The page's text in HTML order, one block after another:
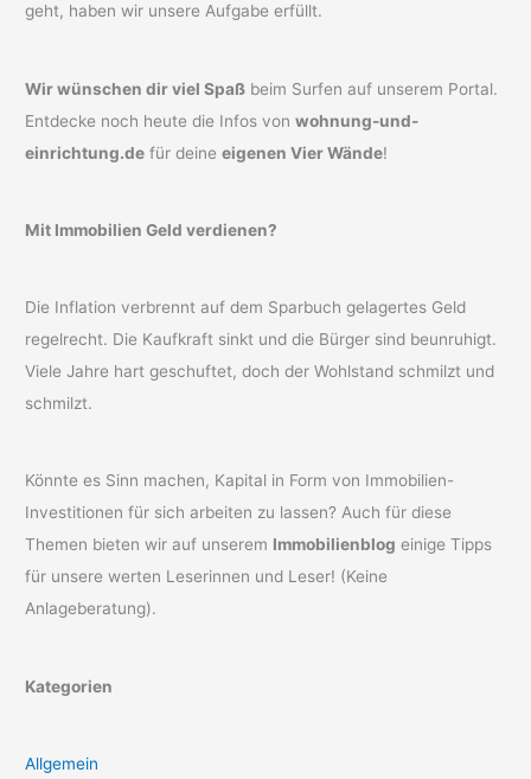
geht, haben wir unsere Aufgabe erfüllt.
Wir wünschen dir viel Spaß beim Surfen auf unserem Portal.
Entdecke noch heute die Infos vonwohnung-und-
einrichtung.de für deineeigenen Vier Wände!
Mit Immobilien Geld verdienen?
Die Inflation verbrennt auf dem Sparbuch gelagertes Geld
regelrecht. Die Kaufkraft sinkt und die Bürger sind beunruhigt.
Viele Jahre hart geschuftet, doch der Wohlstand schmilzt und
schmilzt.
Könnte es Sinn machen, Kapital in Form von Immobilien-
Investitionen für sich arbeiten zu lassen? Auch für diese
Themen bieten wir auf unserem Immobilienblog einige Tipps
für unsere werten Leserinnen und Leser! (Keine
Anlageberatung).
Kategorien
Allgemein